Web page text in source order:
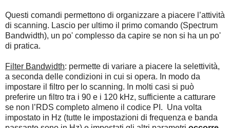
Questi comandi permettono di organizzare a piacere l’attività
di scanning. Lascio per ultimo il primo comando (Spectrum
Bandwidth), un po' complesso da capire se non si ha un po'
di pratica.
Filter Bandwidth: permette di variare a piacere la selettività,
a seconda delle condizioni in cui si opera. In modo da
impostare il filtro per lo scanning. In molti casi si può
preferire un filtro tra i 90 e i 120 kHz, sufficiente a catturare
se non l’RDS completo almeno il codice PI. Una volta
impostato in Hz (tutte le impostazioni di frequenza e banda